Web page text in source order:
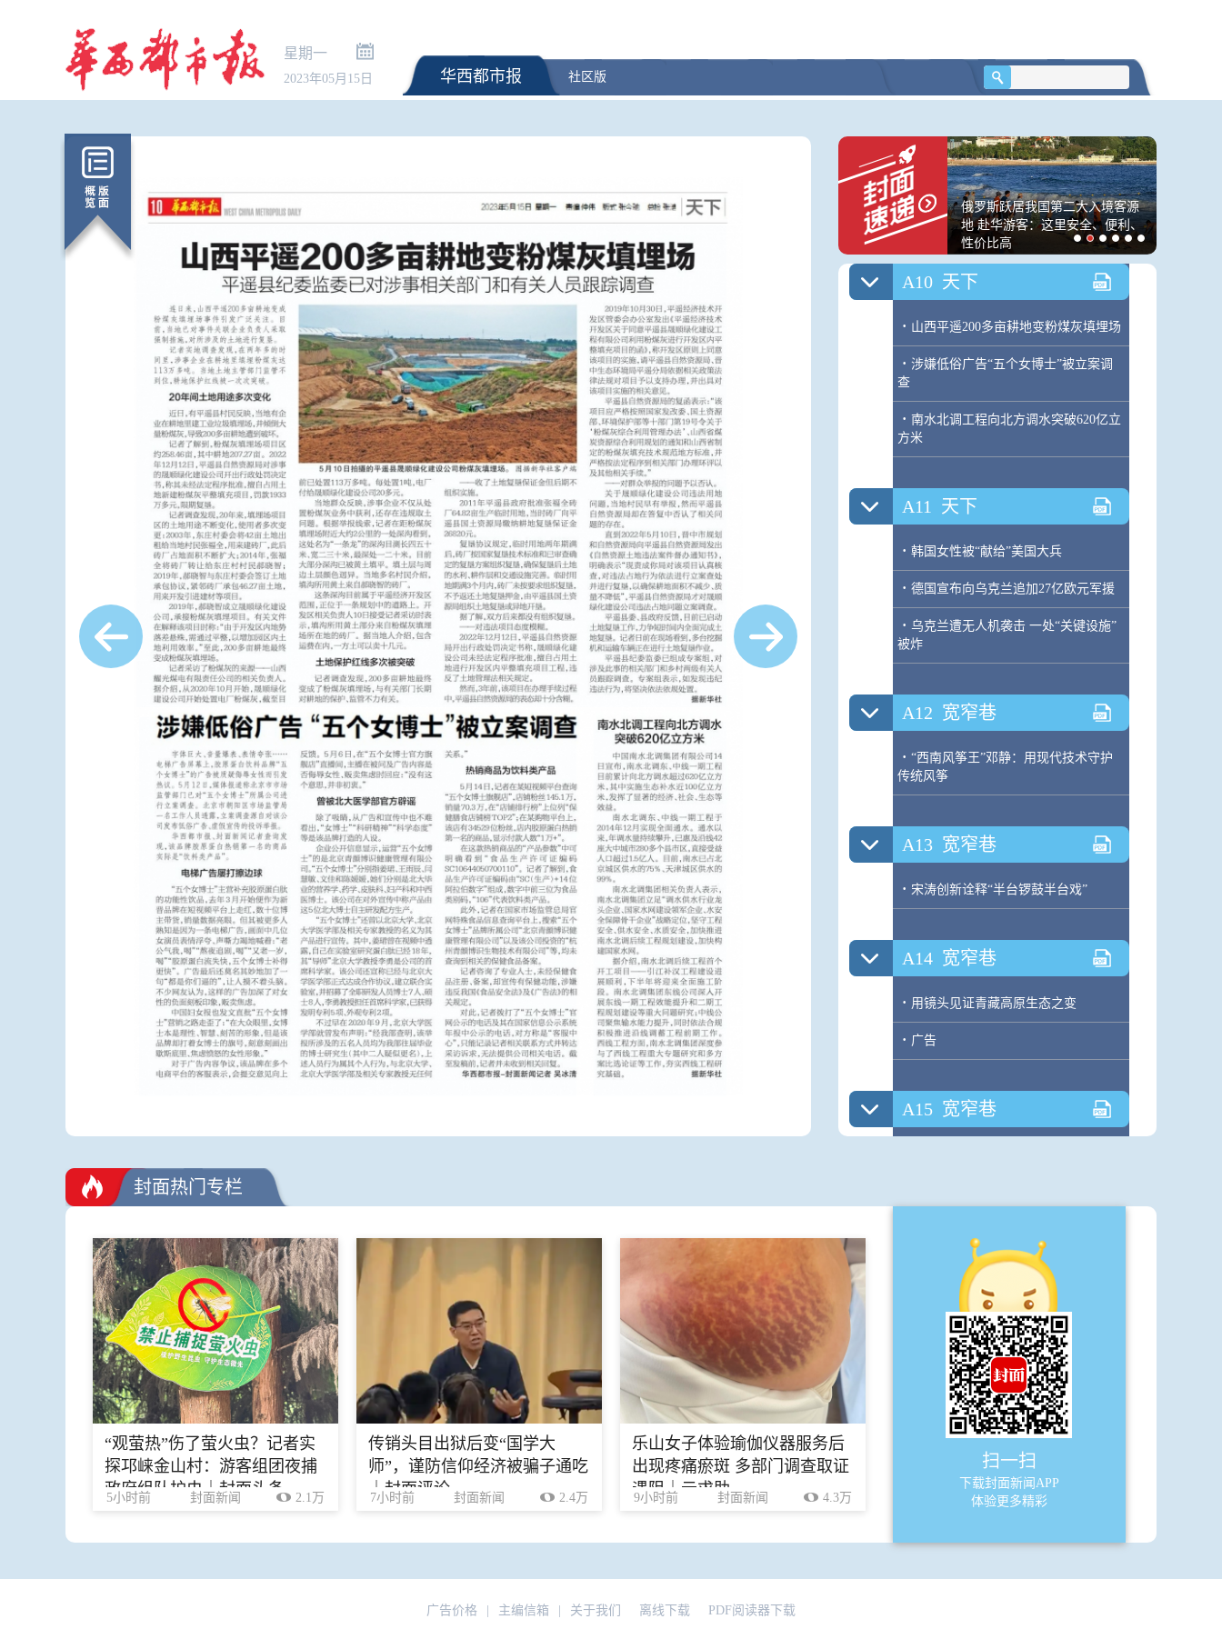
星期一
2023年05月15日 华西都市报 社区版
最高法：生态环境法典相关司法
解释清理全部完成 不适应的予以
修改或废止
外交部发言人就广岛核爆81周年
俄罗斯跃居我国第二大入境客源
地 赴华游客：这里安全、便利、
性价比高
超级AI给写作条件带来巨大变化 但我
们依然对人充满信心
· 华语青年作家奖将保持对青年写作者
的深入观察和敏锐发现
· 罗伟章为青年作家上文学课：从普通
到优秀你需要“多走半里路”
A10 天下
· 山西平遥200多亩耕地变粉煤灰填埋场
· 涉嫌低俗广告“五个女博士”被立案调
查
· 南水北调工程向北方调水突破620亿立
方米
A11 天下
· 韩国女性被“献给”美国大兵
· 德国宣布向乌克兰追加27亿欧元军援
· 乌克兰遭无人机袭击 一处“关键设施”
被炸
A12 宽窄巷
· “西南风筝王”邓静：用现代技术守护
传统风筝
A13 宽窄巷
· 宋涛创新诠释“半台锣鼓半台戏”
A14 宽窄巷
· 用镜头见证青藏高原生态之变
· 广告
A15 宽窄巷
《黄鹤楼送孟浩然之广陵》:黄鹤楼上
送偶像 长江后浪推前浪
封面热门专栏
“观萤热”伤了萤火虫？记者实
探邛崃金山村：游客组团夜捕
政府组队护虫｜封面头条
5小时前 封面新闻 2.1万
传销头目出狱后变“国学大
师”，谨防信仰经济被骗子通吃
｜封面评论
7小时前 封面新闻 2.4万
乐山女子体验瑜伽仪器服务后
出现疼痛瘀斑 多部门调查取证
遇阻｜云求助
9小时前 封面新闻 4.3万
扫一扫
下载封面新闻APP
体验更多精彩
广告价格 主编信箱 关于我们 离线下载 PDF阅读器下载